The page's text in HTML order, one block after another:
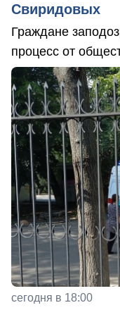
Свиридовых
Граждане
процесс от
сегодня в 18:00